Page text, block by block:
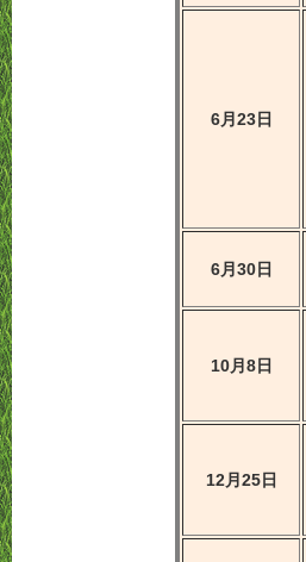
6月23日
6月30日
10月8日
12月25日